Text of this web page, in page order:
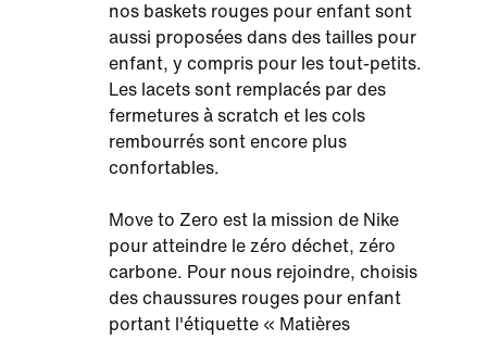
nos baskets rouges pour enfant sont
aussi proposées dans des tailles pour
enfant, y compris pour les tout-petits.
Les lacets sont remplacés par des
fermetures à scratch et les cols
rembourrés sont encore plus
confortables.
Move to Zero est la mission de Nike
pour atteindre le zéro déchet, zéro
carbone. Pour nous rejoindre, choisis
des chaussures rouges pour enfant
portant l'étiquette « Matières